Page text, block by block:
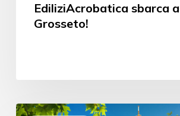
EdiliziAcrobatica sbarca a
Grosseto!